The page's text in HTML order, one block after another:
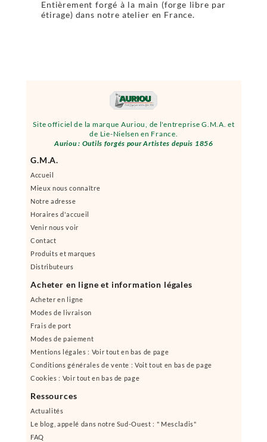
Site officiel de la marque Auriou, de l'entreprise G.M.A. et
de Lie-Nielsen en France.
Auriou : Outils forgés pour Artistes depuis 1856
G.M.A.
Accueil
Mieux nous connaître
Notre adresse
Horaires d'accueil
Venir nous voir
Contact
Produits et marques
Distributeurs
Acheter en ligne et information légales
Acheter en ligne
Modes de livraison
Frais de port
Modes de paiement
Mentions légales : Voir tout en bas de page
Conditions générales de vente : Voit tout en bas de page
Cookies : Voir tout en bas de page
Ressources
Actualités
Le blog, appelé dans notre Sud-Ouest : " Mescladis"
FAQ
Entièrement forgé à la main (forge libre par
étirage) dans notre atelier en France.